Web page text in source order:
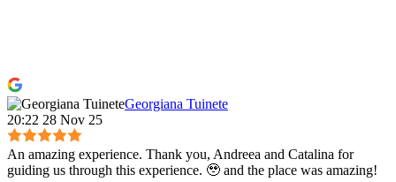
Georgiana Tuinete
20:22 28 Nov 25
An amazing experience. Thank you, Andreea and Catalina for
guiding us through this experience. 🥹 and the place was amazing!